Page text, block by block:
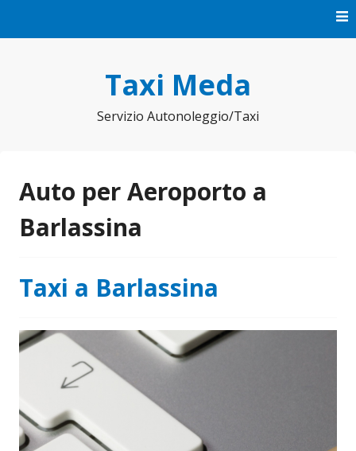
Taxi Meda
Servizio Autonoleggio/Taxi
Auto per Aeroporto a
Barlassina
Taxi a Barlassina